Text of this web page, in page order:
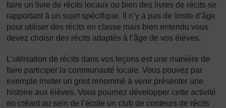
faire un livre de récits locaux ou bien des livres de récits se
rapportant à un sujet spécifique. Il n’y a pas de limite d’âge
pour utiliser des récits en classe mais bien entendu vous
devez choisir des récits adaptés à l’âge de vos élèves.
L’utilisation de récits dans vos leçons est une manière de
faire participer la communauté locale. Vous pouvez par
exemple inviter un griot renommé à venir présenter une
histoire aux élèves. Vous pourriez développer cette activité
en créant au sein de l’école un club de conteurs de récits